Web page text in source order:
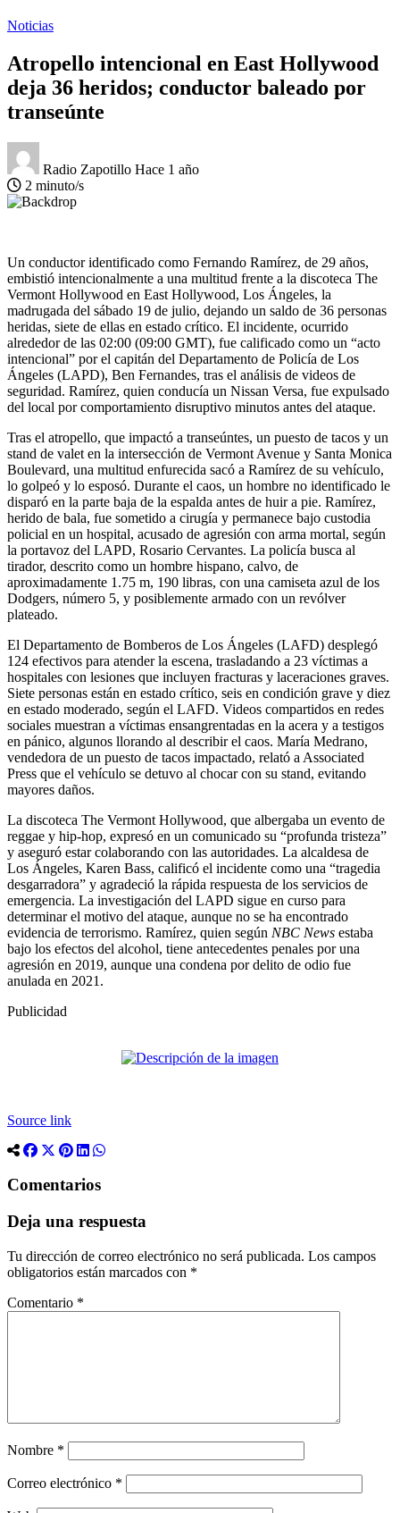
Noticias
Atropello intencional en East Hollywood
deja 36 heridos; conductor baleado por
transeúnte
Radio Zapotillo Hace 1 año
2 minuto/s
Un conductor identificado como Fernando Ramírez, de 29 años,
embistió intencionalmente a una multitud frente a la discoteca The
Vermont Hollywood en East Hollywood, Los Ángeles, la
madrugada del sábado 19 de julio, dejando un saldo de 36 personas
heridas, siete de ellas en estado crítico. El incidente, ocurrido
alrededor de las 02:00 (09:00 GMT), fue calificado como un “acto
intencional” por el capitán del Departamento de Policía de Los
Ángeles (LAPD), Ben Fernandes, tras el análisis de videos de
seguridad. Ramírez, quien conducía un Nissan Versa, fue expulsado
del local por comportamiento disruptivo minutos antes del ataque.
Tras el atropello, que impactó a transeúntes, un puesto de tacos y un
stand de valet en la intersección de Vermont Avenue y Santa Monica
Boulevard, una multitud enfurecida sacó a Ramírez de su vehículo,
lo golpeó y lo esposó. Durante el caos, un hombre no identificado le
disparó en la parte baja de la espalda antes de huir a pie. Ramírez,
herido de bala, fue sometido a cirugía y permanece bajo custodia
policial en un hospital, acusado de agresión con arma mortal, según
la portavoz del LAPD, Rosario Cervantes. La policía busca al
tirador, descrito como un hombre hispano, calvo, de
aproximadamente 1.75 m, 190 libras, con una camiseta azul de los
Dodgers, número 5, y posiblemente armado con un revólver
plateado.
El Departamento de Bomberos de Los Ángeles (LAFD) desplegó
124 efectivos para atender la escena, trasladando a 23 víctimas a
hospitales con lesiones que incluyen fracturas y laceraciones graves.
Siete personas están en estado crítico, seis en condición grave y diez
en estado moderado, según el LAFD. Videos compartidos en redes
sociales muestran a víctimas ensangrentadas en la acera y a testigos
en pánico, algunos llorando al describir el caos. María Medrano,
vendedora de un puesto de tacos impactado, relató a Associated
Press que el vehículo se detuvo al chocar con su stand, evitando
mayores daños.
La discoteca The Vermont Hollywood, que albergaba un evento de
reggae y hip-hop, expresó en un comunicado su “profunda tristeza”
y aseguró estar colaborando con las autoridades. La alcaldesa de
Los Ángeles, Karen Bass, calificó el incidente como una “tragedia
desgarradora” y agradeció la rápida respuesta de los servicios de
emergencia. La investigación del LAPD sigue en curso para
determinar el motivo del ataque, aunque no se ha encontrado
evidencia de terrorismo. Ramírez, quien según NBC News estaba
bajo los efectos del alcohol, tiene antecedentes penales por una
agresión en 2019, aunque una condena por delito de odio fue
anulada en 2021.
Publicidad
Source link
Comentarios
Deja una respuesta
Tu dirección de correo electrónico no será publicada. Los campos
obligatorios están marcados con *
Comentario *
Nombre *
Correo electrónico *